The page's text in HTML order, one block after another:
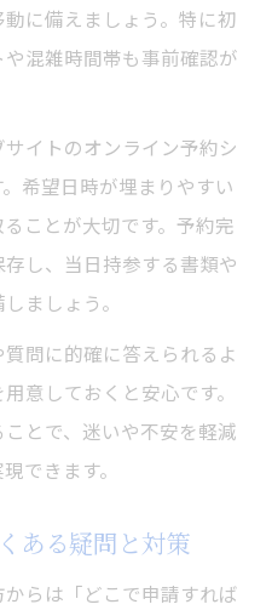
に備えましょう。特に初
混雑時間帯も事前確認が
イトのオンライン予約シ
希望日時が埋まりやすい
ことが大切です。予約完
し、当日持参する書類や
ましょう。
問に的確に答えられるよ
意しておくと安心です。
とで、迷いや不安を軽減
できます。
ある疑問と対策
らは「どこで申請すれば